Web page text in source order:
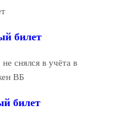
билет
снялся в учёта в
ВБ
билет